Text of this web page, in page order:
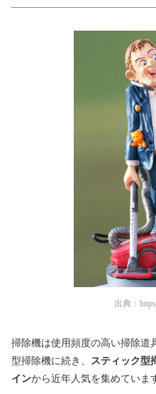
出典：
掃除機は使用頻度の高い掃除道
型掃除機に続き、 スティック型
インから近年人気を集めていま